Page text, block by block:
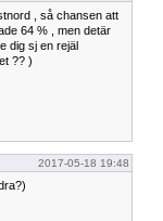
, så chansen att
64 % , men detär
dig sj en rejäl
?? )
2017-05-18 19:48